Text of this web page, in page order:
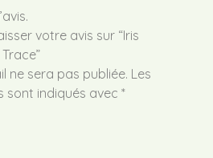
votre avis sur “Iris
ne sera pas publiée. Les
sont indiqués avec *